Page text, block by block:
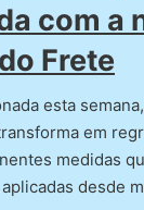
com a
Frete
esta
em
medidas
desde